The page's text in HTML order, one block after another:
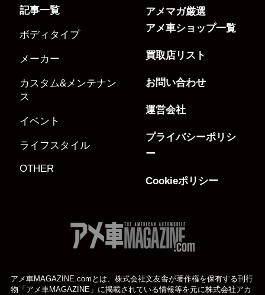
記事一覧
ボディタイプ
メーカー
カスタム&メンテナン
ス
イベント
ライフスタイル
OTHER
アメマガ厳選
アメ車ショップ一覧
買取店リスト
お問い合わせ
運営会社
プライバシーポリシ
ー
Cookieポリシー
アメ車MAGAZINE.comとは、株式会社文友舎が著作権を保有する刊行
物「アメ車MAGAZINE」に掲載されている情報等を元に株式会社アカ